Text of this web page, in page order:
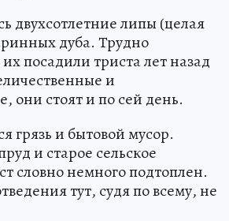
двухсотлетние липы (целая
дуба. Трудно
посадили триста лет назад
и
они стоят и по сей день.
грязь и бытовой мусор.
и старое сельское
словно немного подтоплен.
тут, судя по всему, не